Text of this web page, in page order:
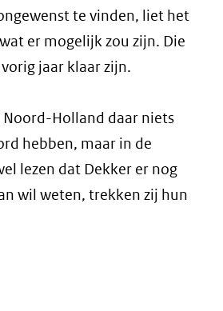
te vinden, liet het
er mogelijk zou zijn. Die
jaar klaar zijn.
Noord-Holland daar niets
hebben, maar in de
lezen dat Dekker er nog
wil weten, trekken zij hun